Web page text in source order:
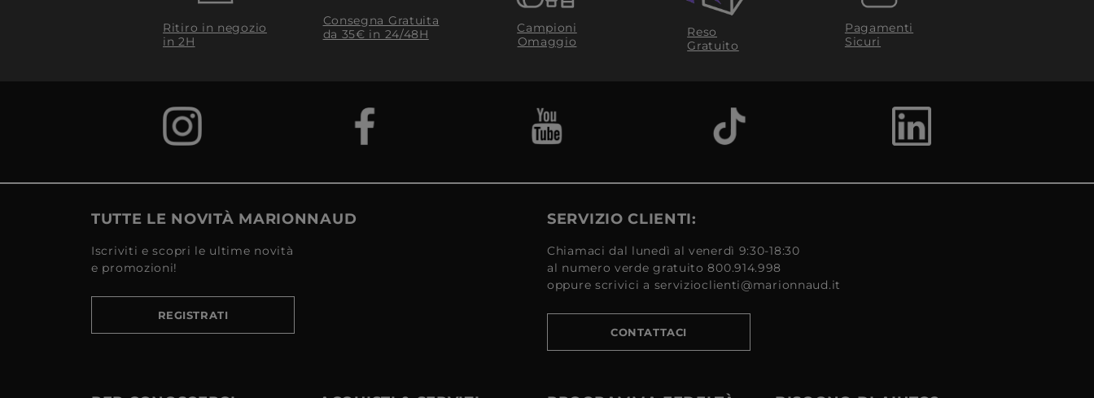
Ritiro in negozio
in 2H
Consegna Gratuita
da 35€​ in 24/48H
Campioni
Omaggio
Reso
Gratuito
Pagamenti
Sicuri
TUTTE LE NOVITÀ MARIONNAUD
Iscriviti e scopri le ultime novità
e promozioni!
REGISTRATI
SERVIZIO CLIENTI:
Chiamaci dal lunedì al venerdì 9:30-18:30
al numero verde gratuito 800.914.998
oppure scrivici a servizioclienti@marionnaud.it
CONTATTACI